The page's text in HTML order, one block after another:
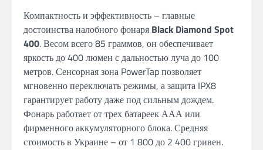
Компактность и эффективность – главные
достоинства налобного фонаря Black Diamond Spot
400. Весом всего 85 граммов, он обеспечивает
яркость до 400 люмен с дальностью луча до 100
метров. Сенсорная зона PowerTap позволяет
мгновенно переключать режимы, а защита IPX8
гарантирует работу даже под сильным дождем.
Фонарь работает от трех батареек ААА или
фирменного аккумуляторного блока. Средняя
стоимость в Украине – от 1 800 до 2 400 гривен.